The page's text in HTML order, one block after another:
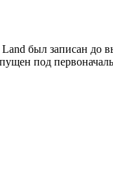
был записан до
под